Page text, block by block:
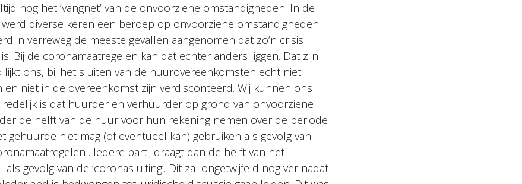
nog het ‘vangnet’ van de onvoorziene omstandigheden. In de
diverse keren een beroep op onvoorziene omstandigheden
in verreweg de meeste gevallen aangenomen dat zo’n crisis
Bij de coronamaatregelen kan dat echter anders liggen. Dat zijn
lijkt ons, bij het sluiten van de huurovereenkomsten echt niet
en niet in de overeenkomst zijn verdisconteerd. Wij kunnen ons
is dat huurder en verhuurder op grond van onvoorziene
de helft van de huur voor hun rekening nemen over de periode
gehuurde niet mag (of eventueel kan) gebruiken als gevolg van –
. Iedere partij draagt dan de helft van het
gevolg van de ‘coronasluiting’. Dit zal ongetwijfeld nog ver nadat